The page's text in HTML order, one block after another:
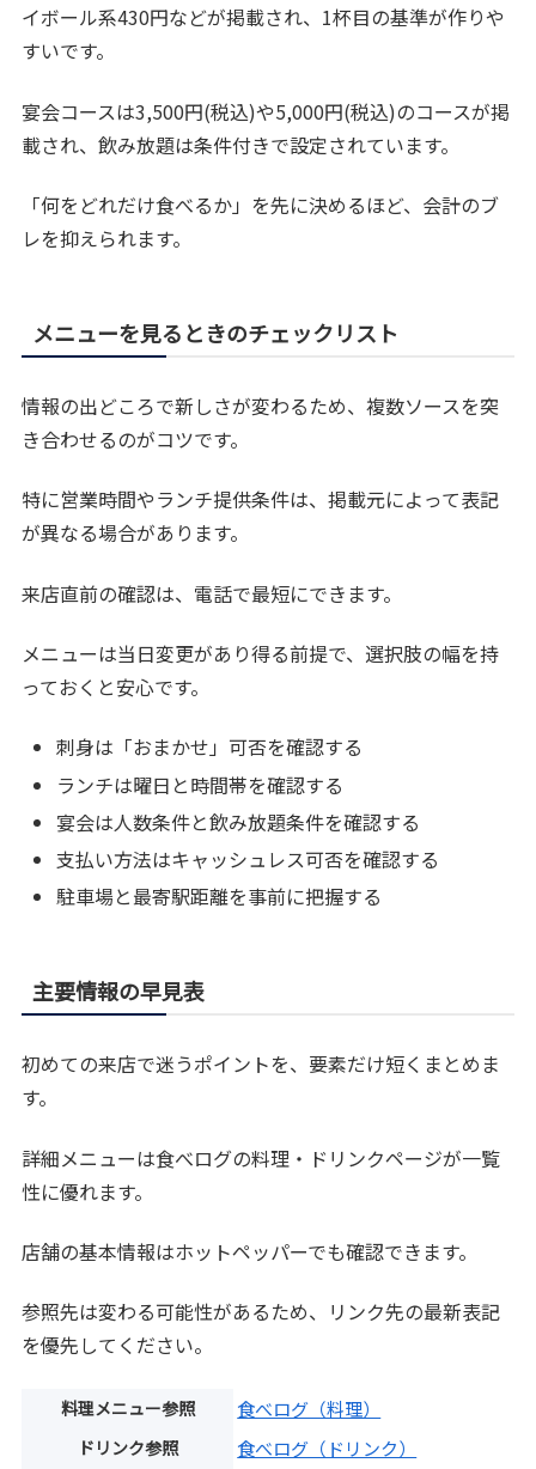
イボール系430円などが掲載され、1杯目の基準が作りや
すいです。
宴会コースは3,500円(税込)や5,000円(税込)のコースが掲
載され、飲み放題は条件付きで設定されています。
「何をどれだけ食べるか」を先に決めるほど、会計のブ
レを抑えられます。
メニューを見るときのチェックリスト
情報の出どころで新しさが変わるため、複数ソースを突
き合わせるのがコツです。
特に営業時間やランチ提供条件は、掲載元によって表記
が異なる場合があります。
来店直前の確認は、電話で最短にできます。
メニューは当日変更があり得る前提で、選択肢の幅を持
っておくと安心です。
刺身は「おまかせ」可否を確認する
ランチは曜日と時間帯を確認する
宴会は人数条件と飲み放題条件を確認する
支払い方法はキャッシュレス可否を確認する
駐車場と最寄駅距離を事前に把握する
主要情報の早見表
初めての来店で迷うポイントを、要素だけ短くまとめま
す。
詳細メニューは食べログの料理・ドリンクページが一覧
性に優れます。
店舗の基本情報はホットペッパーでも確認できます。
参照先は変わる可能性があるため、リンク先の最新表記
を優先してください。
料理メニュー参照 食べログ（料理）
ドリンク参照 食べログ（ドリンク）